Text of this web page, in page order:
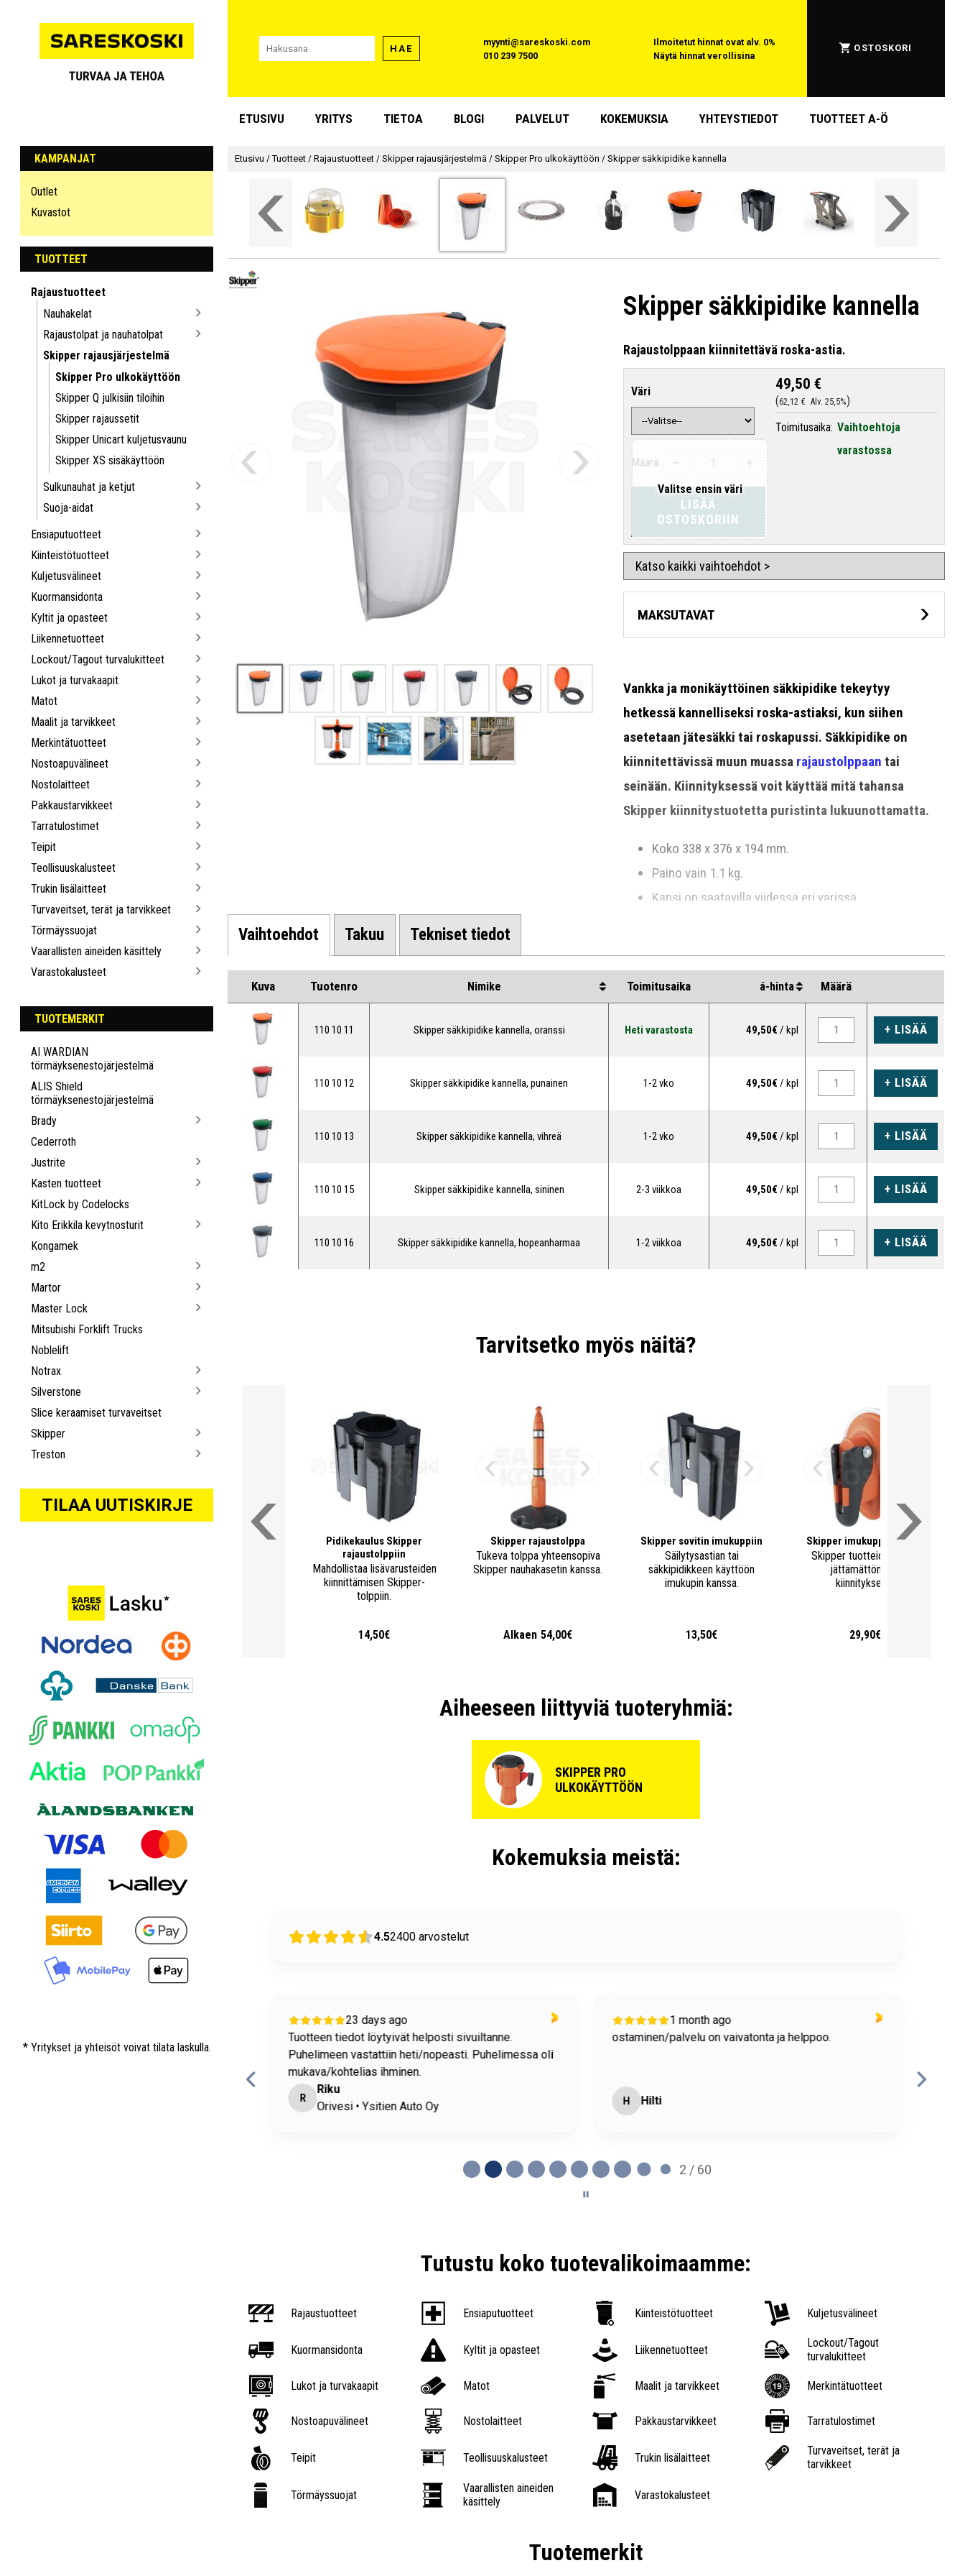
HAE
myynti@sareskoski.com
010 239 7500
Ilmoitetut hinnat ovat alv. 0%
Näytä hinnat verollisina
OSTOSKORI
ETUSIVU YRITYS TIETOA BLOGI PALVELUT KOKEMUKSIA YHTEYSTIEDOT TUOTTEET A-Ö
KAMPANJAT
Outlet
Kuvastot
TUOTTEET
Rajaustuotteet
Nauhakelat
Rajaustolpat ja nauhatolpat
Skipper rajausjärjestelmä
Skipper Pro ulkokäyttöön
Skipper Q julkisiin tiloihin
Skipper rajaussetit
Skipper Unicart kuljetusvaunu
Skipper XS sisäkäyttöön
Sulkunauhat ja ketjut
Suoja-aidat
Ensiaputuotteet
Kiinteistötuotteet
Kuljetusvälineet
Kuormansidonta
Kyltit ja opasteet
Liikennetuotteet
Lockout/Tagout turvalukitteet
Lukot ja turvakaapit
Matot
Maalit ja tarvikkeet
Merkintätuotteet
Nostoapuvälineet
Nostolaitteet
Pakkaustarvikkeet
Tarratulostimet
Teipit
Teollisuuskalusteet
Trukin lisälaitteet
Turvaveitset, terät ja tarvikkeet
Törmäyssuojat
Vaarallisten aineiden käsittely
Varastokalusteet
TUOTEMERKIT
AI WARDIAN
törmäyksenestojärjestelmä
ALIS Shield
törmäyksenestojärjestelmä
Brady
Cederroth
Justrite
Kasten tuotteet
KitLock by Codelocks
Kito Erikkila kevytnosturit
Kongamek
m2
Martor
Master Lock
Mitsubishi Forklift Trucks
Noblelift
Notrax
Silverstone
Slice keraamiset turvaveitset
Skipper
Treston
TILAA UUTISKIRJE
* Yritykset ja yhteisöt voivat tilata laskulla.
Etusivu /Tuotteet /Rajaustuotteet /Skipper rajausjärjestelmä /Skipper Pro ulkokäyttöön /Skipper säkkipidike kannella
Skipper säkkipidike kannella
Rajaustolppaan kiinnitettävä roska-astia.
Väri
Valitse ensin väri
Määrä:
LISÄÄ
OSTOSKORIIN
49,50 €
62,12 € Alv. 25,5%
Toimitusaika: Vaihtoehtoja
varastossa
Katso kaikki vaihtoehdot >
MAKSUTAVAT
Vankka ja monikäyttöinen säkkipidike tekeytyy
hetkessä kannelliseksi roska-astiaksi, kun siihen
asetetaan jätesäkki tai roskapussi. Säkkipidike on
kiinnitettävissä muun muassa rajaustolppaan tai
seinään. Kiinnityksessä voit käyttää mitä tahansa
Skipper kiinnitystuotetta puristinta lukuunottamatta.
Koko 338 x 376 x 194 mm.
Paino vain 1.1 kg.
Kansi on saatavilla viidessä eri värissä.
Alla esimerkkejä säkkipidikkeen käyttömahdollisuuksista:
Seinäkiinnitteisenä roskapussin pidikkeenä
Itsenäisenä kierrätysasemana yhdistämällä 1 tai 2
pidikekauluksenavulla)
Kiinnitettynä magneettiseen pintaan (yleiskiinnittimen
avulla)
pylväisiin (
kaarevien pintojen kiinnittimen
avulla)
pintaan (
imukuppisovittimen
imukuppikiinnittimen
Skipper pidikekaulus
Skipper imukuppikiinnitin
(imukuppisovittimen avulla)
Skipper puristekiinnike
Skipper seinäkiinnitin
(suosituksena ruuvikiinnitteinen)
Skipper kiinnitin kaareville pinnoille
Skipper yleiskiinnitin
Lue lisää
Vaihtoehdot Takuu Tekniset tiedot
Kuva Tuotenro Nimike Toimitusaika á-hinta Määrä
110 10 11 Skipper säkkipidike kannella, oranssi Heti varastosta 49,50€ / kpl + LISÄÄ
110 10 12 Skipper säkkipidike kannella, punainen 1-2 vko 49,50€ / kpl + LISÄÄ
110 10 13 Skipper säkkipidike kannella, vihreä 1-2 vko 49,50€ / kpl + LISÄÄ
110 10 15 Skipper säkkipidike kannella, sininen 2-3 viikkoa 49,50€ / kpl + LISÄÄ
110 10 16 Skipper säkkipidike kannella, hopeanharmaa 1-2 viikkoa 49,50€ / kpl + LISÄÄ
Tarvitsetko myös näitä?
Pidikekaulus Skipper
rajaustolppiin
Mahdollistaa lisävarusteiden
kiinnittämisen Skipper-
tolppiin.
14,50€
Skipper rajaustolppa
Tukeva tolppa yhteensopiva
Skipper nauhakasetin kanssa.
Alkaen 54,00€
Skipper sovitin imukuppiin
Säilytysastian tai
säkkipidikkeen käyttöön
imukupin kanssa.
13,50€
Skipper imukuppikiinnitin
Skipper tuotteiden jälkiä
jättämättömään
kiinnitykseen.
29,90€
Aiheeseen liittyviä tuoteryhmiä:
SKIPPER PRO
ULKOKÄYTTÖÖN
Kokemuksia meistä:
4.52400 arvostelut
23 days ago
Tuotteen tiedot löytyivät helposti sivuiltanne.
Puhelimeen vastattiin heti/nopeasti. Puhelimessa oli
mukava/kohtelias ihminen.
R
Riku
Orivesi • Ysitien Auto Oy
1 month ago
ostaminen/palvelu on vaivatonta ja helppoo.
H Hilti
2 / 60
Tutustu koko tuotevalikoimaamme:
Rajaustuotteet Ensiaputuotteet Kiinteistötuotteet Kuljetusvälineet
Kuormansidonta Kyltit ja opasteet Liikennetuotteet
Lockout/Tagout
turvalukitteet
Lukot ja turvakaapit Matot Maalit ja tarvikkeet Merkintätuotteet
Nostoapuvälineet Nostolaitteet Pakkaustarvikkeet Tarratulostimet
Teipit Teollisuuskalusteet Trukin lisälaitteet
Turvaveitset, terät ja
tarvikkeet
Törmäyssuojat
Vaarallisten aineiden
käsittely
Varastokalusteet
Tuotemerkit